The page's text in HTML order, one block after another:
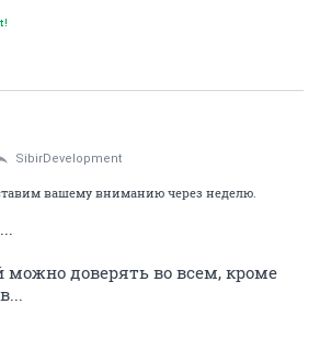
SibirDevelopment
вашему вниманию через неделю.
можно доверять во всем, кроме